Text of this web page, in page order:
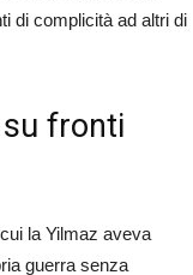
di complicità ad altri di
fronti
la Yilmaz aveva
guerra senza